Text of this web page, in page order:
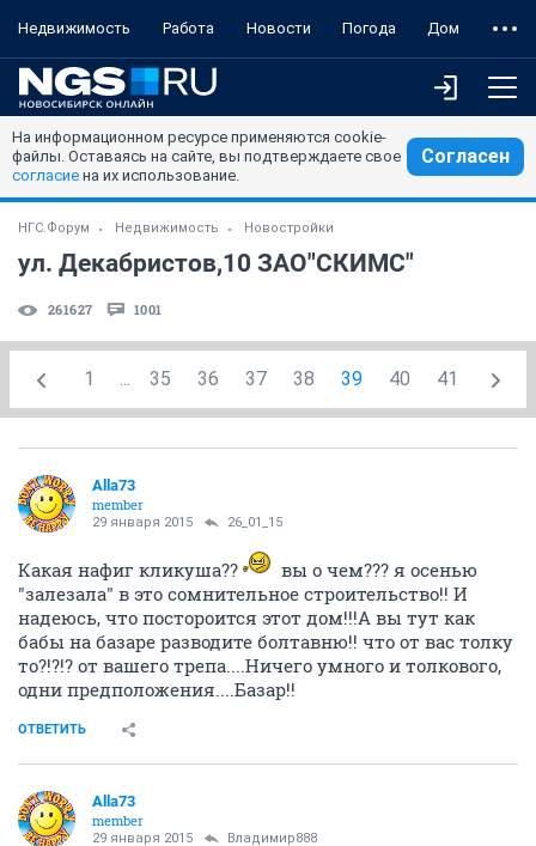
Недвижимость Работа Новости Погода Дом
На информационном ресурсе применяются cookie-
файлы. Оставаясь на сайте, вы подтверждаете свое
согласие на их использование.
Согласен